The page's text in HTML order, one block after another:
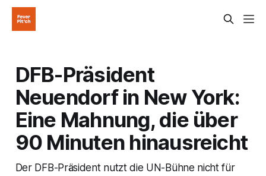
DFB-Präsident
Neuendorf in New York:
Eine Mahnung, die über
90 Minuten hinausreicht
Der DFB-Präsident nutzt die UN-Bühne nicht für